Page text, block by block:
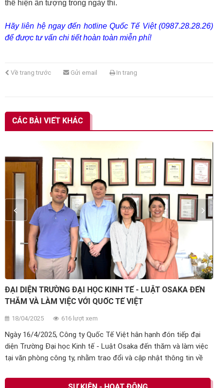
thể hiện ấn tượng trong ngày thi.
Hãy liên hệ ngay đến hotline Quốc Tế Việt (0987.28.28.26)
để được tư vấn chi tiết hoàn toàn miễn phí!
Về trang trước Gửi email In trang
CÁC BÀI VIẾT KHÁC
ĐẠI DIỆN TRƯỜNG ĐẠI HỌC KINH TẾ - LUẬT OSAKA ĐẾN
THĂM VÀ LÀM VIỆC VỚI QUỐC TẾ VIỆT
18/04/2025 616 lượt xem
Ngày 16/4/2025, Công ty Quốc Tế Việt hân hạnh đón tiếp đại
diện Trường Đại học Kinh tế - Luật Osaka đến thăm và làm việc
tại văn phòng công ty, nhằm trao đổi và cập nhật thông tin về
2026.